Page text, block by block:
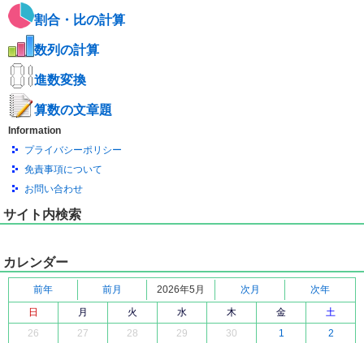
割合・比の計算
数列の計算
進数変換
算数の文章題
Information
プライバシーポリシー
免責事項について
お問い合わせ
サイト内検索
カレンダー
前年 前月 2026年5月 次月
次年
日
月 火 水 木 金
土
26
27 28 29 30 1 2